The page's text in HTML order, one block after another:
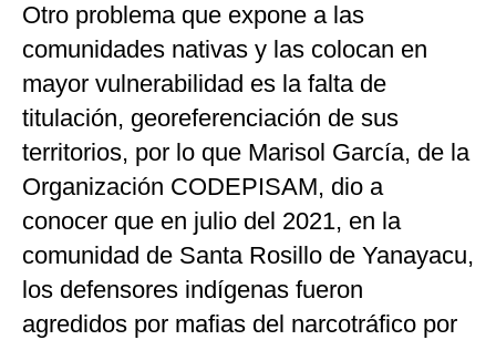
Otro problema que expone a las
comunidades nativas y las colocan en
mayor vulnerabilidad es la falta de
titulación, georeferenciación de sus
territorios, por lo que Marisol García, de la
Organización CODEPISAM, dio a
conocer que en julio del 2021, en la
comunidad de Santa Rosillo de Yanayacu,
los defensores indígenas fueron
agredidos por mafias del narcotráfico por